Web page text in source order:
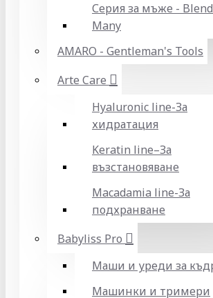
Серия за мъже -
Many
AMARO - Gentleman's Tools
Arte Care
Hyaluronic line-За
хидратация
Keratin line–За
възстановяване
Macadamia line-За
подхранване
Babyliss Pro
Маши и уреди за
Машинки и тримери